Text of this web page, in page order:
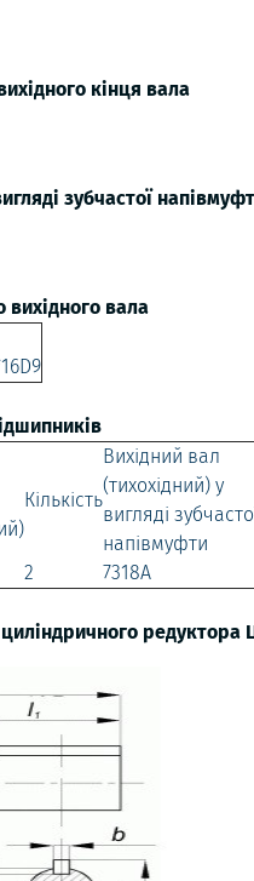
кінця вала
зубчастої
вала
Кількість
Вихідний вал
(тихохідний) у
вигляді
напівмуфти
2 7318А
редуктора